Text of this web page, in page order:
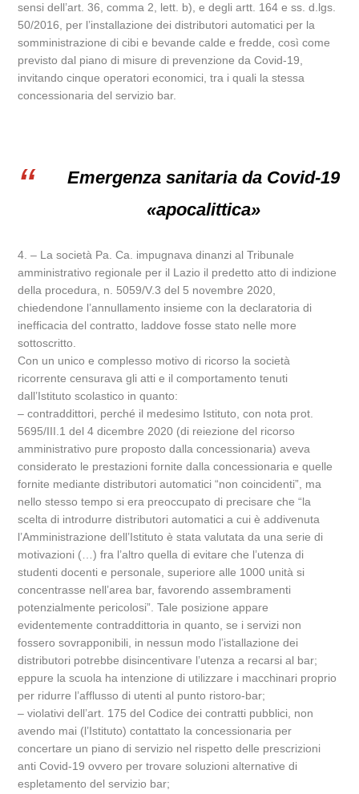
sensi dell’art. 36, comma 2, lett. b), e degli artt. 164 e ss. d.lgs.
50/2016, per l’installazione dei distributori automatici per la
somministrazione di cibi e bevande calde e fredde, così come
previsto dal piano di misure di prevenzione da Covid-19,
invitando cinque operatori economici, tra i quali la stessa
concessionaria del servizio bar.
Emergenza sanitaria da Covid-19
«apocalittica»
4. – La società Pa. Ca. impugnava dinanzi al Tribunale
amministrativo regionale per il Lazio il predetto atto di indizione
della procedura, n. 5059/V.3 del 5 novembre 2020,
chiedendone l’annullamento insieme con la declaratoria di
inefficacia del contratto, laddove fosse stato nelle more
sottoscritto.
Con un unico e complesso motivo di ricorso la società
ricorrente censurava gli atti e il comportamento tenuti
dall’Istituto scolastico in quanto:
– contraddittori, perché il medesimo Istituto, con nota prot.
5695/III.1 del 4 dicembre 2020 (di reiezione del ricorso
amministrativo pure proposto dalla concessionaria) aveva
considerato le prestazioni fornite dalla concessionaria e quelle
fornite mediante distributori automatici “non coincidenti”, ma
nello stesso tempo si era preoccupato di precisare che “la
scelta di introdurre distributori automatici a cui è addivenuta
l’Amministrazione dell’Istituto è stata valutata da una serie di
motivazioni (…) fra l’altro quella di evitare che l’utenza di
studenti docenti e personale, superiore alle 1000 unità si
concentrasse nell’area bar, favorendo assembramenti
potenzialmente pericolosi”. Tale posizione appare
evidentemente contraddittoria in quanto, se i servizi non
fossero sovrapponibili, in nessun modo l’istallazione dei
distributori potrebbe disincentivare l’utenza a recarsi al bar;
eppure la scuola ha intenzione di utilizzare i macchinari proprio
per ridurre l’afflusso di utenti al punto ristoro-bar;
– violativi dell’art. 175 del Codice dei contratti pubblici, non
avendo mai (l’Istituto) contattato la concessionaria per
concertare un piano di servizio nel rispetto delle prescrizioni
anti Covid-19 ovvero per trovare soluzioni alternative di
espletamento del servizio bar;